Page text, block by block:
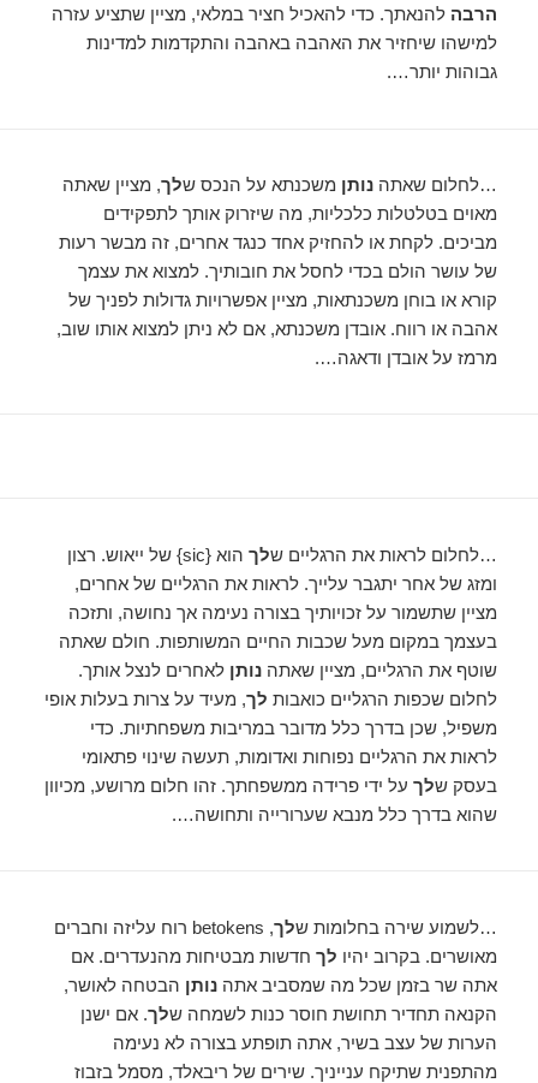
הרבה להנאתך. כדי להאכיל חציר במלאי, מציין שתציע עזרה
למישהו שיחזיר את האהבה באהבה והתקדמות למדינות
גבוהות יותר….
…לחלום שאתהנותן משכנתא על הנכס שלך, מציין שאתה
מאוים בטלטלות כלכליות, מה שיזרוק אותך לתפקידים
מביכים. לקחת או להחזיק אחד כנגד אחרים, זה מבשר רעות
של עושר הולם בכדי לחסל את חובותיך. למצוא את עצמך
קורא או בוחן משכנתאות, מציין אפשרויות גדולות לפניך של
אהבה או רווח. אובדן משכנתא, אם לא ניתן למצוא אותו שוב,
מרמז על אובדן ודאגה….
…לחלום לראות את הרגליים שלך
הוא {sic} של ייאוש. רצון
ומזג של אחר יתגבר עלייך. לראות את הרגליים של אחרים,
מציין שתשמור על זכויותיך בצורה נעימה אך נחושה, ותזכה
בעצמך במקום מעל שכבות החיים המשותפות. חולם שאתה
שוטף את הרגליים, מציין שאתהנותן לאחרים לנצל אותך.
לחלום שכפות הרגליים כואבות לך, מעיד על צרות בעלות אופי
משפיל, שכן בדרך כלל מדובר במריבות משפחתיות. כדי
לראות את הרגליים נפוחות ואדומות, תעשה שינוי פתאומי
בעסק שלך על ידי פרידה ממשפחתך. זהו חלום מרושע, מכיוון
שהוא בדרך כלל מנבא שערורייה ותחושה….
…לשמוע שירה בחלומות שלך
, betokens רוח עליזה וחברים
מאושרים. בקרוב יהיו לך חדשות מבטיחות מהנעדרים. אם
אתה שר בזמן שכל מה שמסביב אתהנותן הבטחה לאושר,
הקנאה תחדיר תחושת חוסר כנות לשמחה שלך. אם ישנן
הערות של עצב בשיר, אתה תופתע בצורה לא נעימה
מהתפנית שתיקח ענייניך. שירים של ריבאלד, מסמל בזבוז